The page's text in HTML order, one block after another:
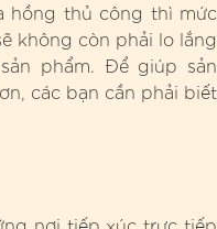
hồng thủ công thì mức
không còn phải lo lắng
phẩm. Để giúp sản
các bạn cần phải biết